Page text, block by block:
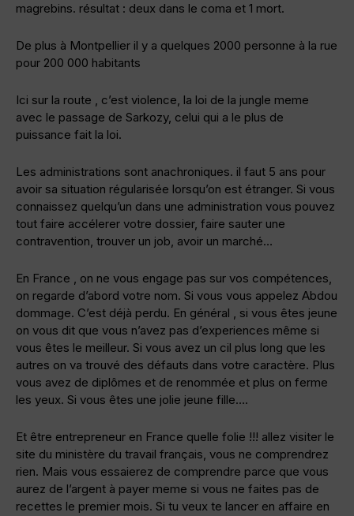
magrebins. résultat : deux dans le coma et 1 mort.
De plus à Montpellier il y a quelques 2000 personne à la rue
pour 200 000 habitants
Ici sur la route , c’est violence, la loi de la jungle meme
avec le passage de Sarkozy, celui qui a le plus de
puissance fait la loi.
Les administrations sont anachroniques. il faut 5 ans pour
avoir sa situation régularisée lorsqu’on est étranger. Si vous
connaissez quelqu’un dans une administration vous pouvez
tout faire accélerer votre dossier, faire sauter une
contravention, trouver un job, avoir un marché…
En France , on ne vous engage pas sur vos compétences,
on regarde d’abord votre nom. Si vous vous appelez Abdou
dommage. C’est déjà perdu. En général , si vous êtes jeune
on vous dit que vous n’avez pas d’experiences même si
vous êtes le meilleur. Si vous avez un cil plus long que les
autres on va trouvé des défauts dans votre caractère. Plus
vous avez de diplômes et de renommée et plus on ferme
les yeux. Si vous êtes une jolie jeune fille….
Et être entrepreneur en France quelle folie !!! allez visiter le
site du ministère du travail français, vous ne comprendrez
rien. Mais vous essaierez de comprendre parce que vous
aurez de l’argent à payer meme si vous ne faites pas de
recettes le premier mois. Si tu veux te lancer en affaire en